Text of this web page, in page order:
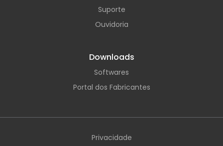
Suporte
Ouvidoria
Downloads
Softwares
Portal dos Fabricantes
Privacidade